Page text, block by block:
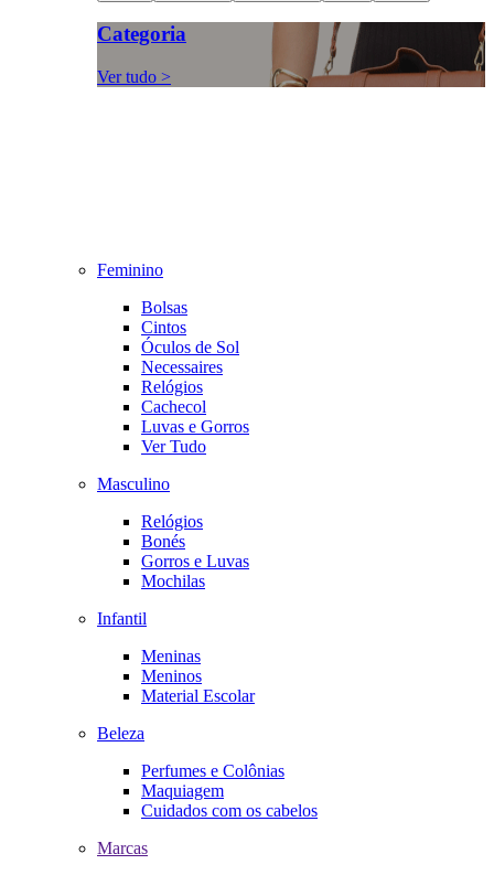
Categoria
Ver tudo >
Feminino
Bolsas
Cintos
Óculos de Sol
Necessaires
Relógios
Cachecol
Luvas e Gorros
Ver Tudo
Masculino
Relógios
Bonés
Gorros e Luvas
Mochilas
Infantil
Meninas
Meninos
Material Escolar
Beleza
Perfumes e Colônias
Maquiagem
Cuidados com os cabelos
Marcas